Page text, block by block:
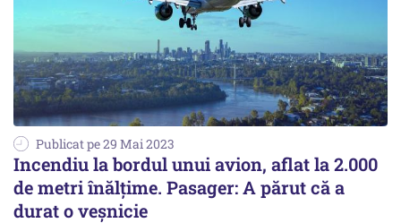
Publicat pe 29 Mai 2023
Incendiu la bordul unui avion, aflat la 2.000
de metri înălțime. Pasager: A părut că a
durat o veșnicie